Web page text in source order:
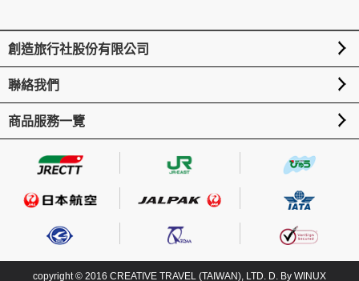
創造旅行社股份有限公司
聯絡我們
商品服務一覽
copyright © 2016 CREATIVE TRAVEL (TAIWAN), LTD. D. By WINUX